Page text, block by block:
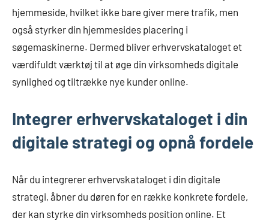
hjemmeside, hvilket ikke bare giver mere trafik, men
også styrker din hjemmesides placering i
søgemaskinerne. Dermed bliver erhvervskataloget et
værdifuldt værktøj til at øge din virksomheds digitale
synlighed og tiltrække nye kunder online.
Integrer erhvervskataloget i din
digitale strategi og opnå fordele
Når du integrerer erhvervskataloget i din digitale
strategi, åbner du døren for en række konkrete fordele,
der kan styrke din virksomheds position online. Et